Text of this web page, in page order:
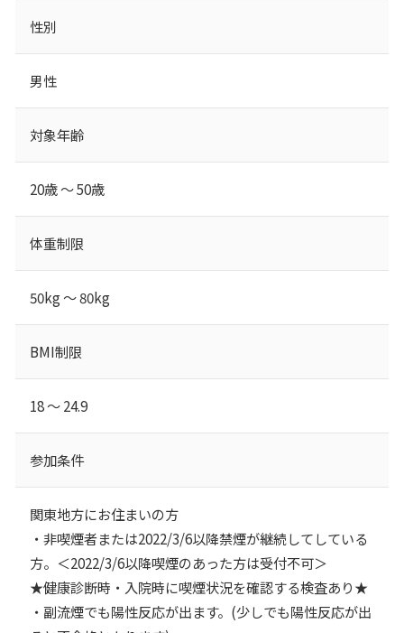
性別
男性
対象年齢
20歳 ～ 50歳
体重制限
50kg ～ 80kg
BMI制限
18 ～ 24.9
参加条件
関東地方にお住まいの方
・非喫煙者または2022/3/6以降禁煙が継続してしている
方。＜2022/3/6以降喫煙のあった方は受付不可＞
★健康診断時・入院時に喫煙状況を確認する検査あり★
・副流煙でも陽性反応が出ます。(少しでも陽性反応が出